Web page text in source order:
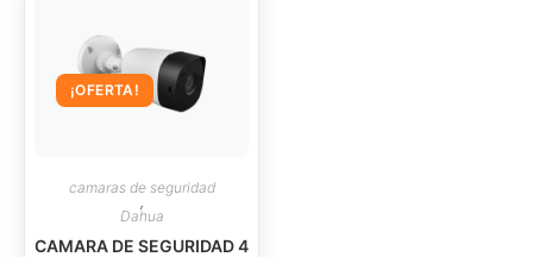
¡OFERTA!
camaras de seguridad
,
Dahua
CAMARA DE SEGURIDAD 4